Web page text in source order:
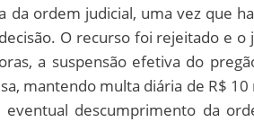
da ordem judicial, uma vez que
O recurso foi rejeitado e o
a suspensão efetiva do
mantendo multa diária de R$ 10
descumprimento da